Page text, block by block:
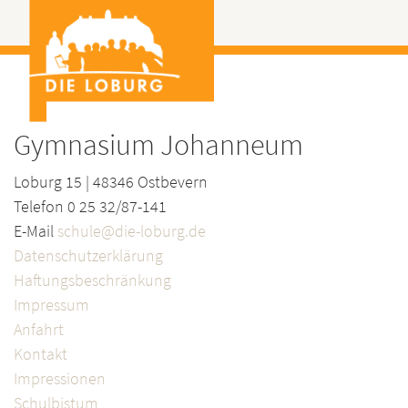
Gymnasium Johanneum
Loburg 15 | 48346 Ostbevern
Telefon 0 25 32/87-141
E-Mail schule@die-loburg.de
Datenschutzerklärung
Haftungsbeschränkung
Impressum
Anfahrt
Kontakt
Impressionen
Schulbistum